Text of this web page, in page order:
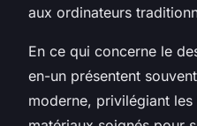
aux ordinateurs
En ce qui concerne le
en-un présentent
moderne, privilégiant